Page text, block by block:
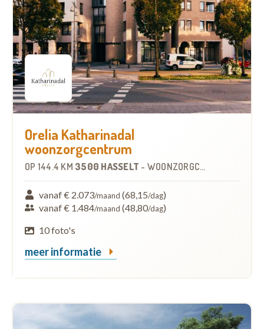
Orelia Katharinadal
woonzorgcentrum
OP 144.4 KM 3500 HASSELT - WOONZORGCENTRUM (WZC)
vanaf € 2.073/maand (68,15/dag)
vanaf € 1.484/maand (48,80/dag)
10 foto's
meer informatie